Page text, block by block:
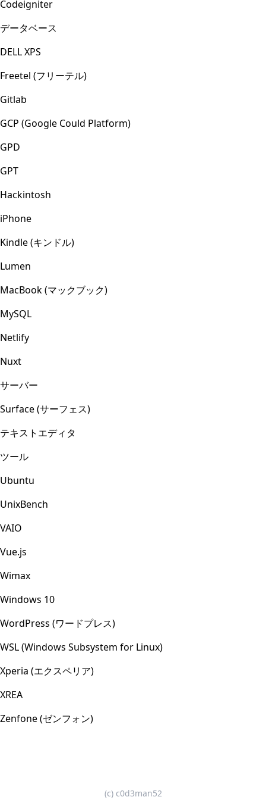
Codeigniter
データベース
DELL XPS
Freetel (フリーテル)
Gitlab
GCP (Google Could Platform)
GPD
GPT
Hackintosh
iPhone
Kindle (キンドル)
Lumen
MacBook (マックブック)
MySQL
Netlify
Nuxt
サーバー
Surface (サーフェス)
テキストエディタ
ツール
Ubuntu
UnixBench
VAIO
Vue.js
Wimax
Windows 10
WordPress (ワードプレス)
WSL (Windows Subsystem for Linux)
Xperia (エクスペリア)
XREA
Zenfone (ゼンフォン)
(c) c0d3man52